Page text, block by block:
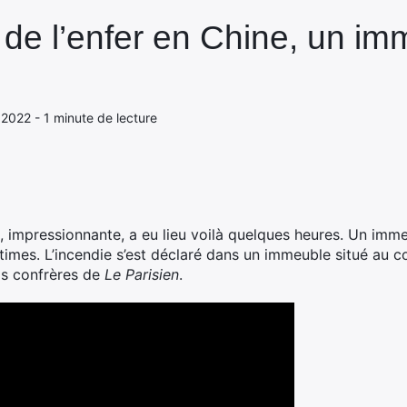
l’enfer en Chine, un
- 1 minute de lecture
impressionnante, a eu lieu voilà quelques heures. Un
L’incendie s’est déclaré dans un immeuble situé au
confrères de Le Parisien.